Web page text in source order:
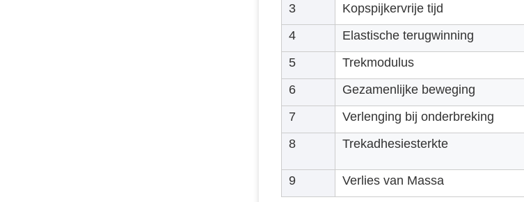
3
Kopspijkervrije tijd
4
Elastische terugwinning
5
Trekmodulus
6
Gezamenlijke beweging
7
Verlenging bij onderbreking
8
Trekadhesiesterkte
9
Verlies van Massa